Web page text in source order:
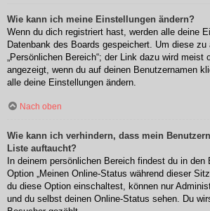
Wie kann ich meine Einstellungen ändern?
Wenn du dich registriert hast, werden alle deine
Datenbank des Boards gespeichert. Um diese zu
„Persönlichen Bereich“; der Link dazu wird meist
angezeigt, wenn du auf deinen Benutzernamen
alle deine Einstellungen ändern.
Nach oben
Wie kann ich verhindern, dass mein
Liste auftaucht?
In deinem persönlichen Bereich findest du in den
Option „Meinen Online-Status während dieser
du diese Option einschaltest, können nur
und du selbst deinen Online-Status sehen. Du